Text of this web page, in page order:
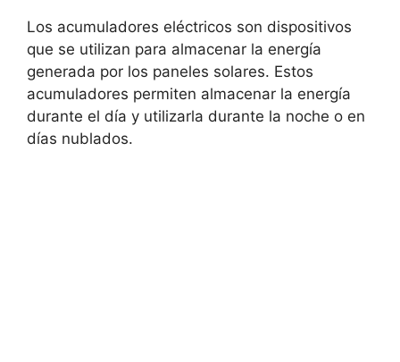
Los acumuladores eléctricos son dispositivos
que se utilizan para almacenar la energía
generada por los paneles solares. Estos
acumuladores permiten almacenar la energía
durante el día y utilizarla durante la noche o en
días nublados.